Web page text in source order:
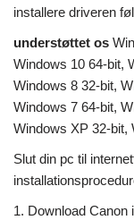
installere driveren
understøttet os
Windows 10 64-bit,
Windows 8 32-bit,
Windows 7 64-bit,
Windows XP 32-bit,
Slut din pc til
1. Download Canon